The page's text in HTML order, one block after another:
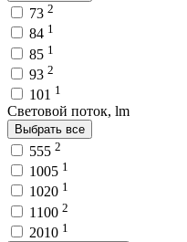
73 2
84 1
85 1
93 2
101 1
Световой поток, lm
Выбрать все
555 2
1005 1
1020 1
1100 2
2010 1